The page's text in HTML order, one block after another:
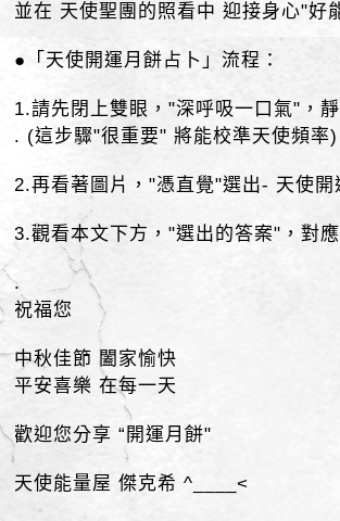
並在 天使聖團的照看中 迎接身心"好
●「天使開運月餅占卜」流程：
1.請先閉上雙眼，"深呼吸一口氣"，
. (這步驟"很重要" 將能校準天使頻率)
2.再看著圖片，"憑直覺"選出- 天使開
3.觀看本文下方，"選出的答案"，對
.
祝福您
中秋佳節 闔家愉快
平安喜樂 在每一天
歡迎您分享 “開運月餅"
天使能量屋 傑克希 ^____<